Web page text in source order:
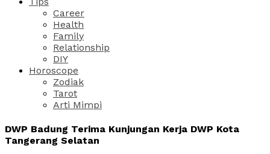
Career
Health
Family
Relationship
DIY
Horoscope
Zodiak
Tarot
Arti Mimpi
DWP Badung Terima Kunjungan Kerja DWP Kota
Tangerang Selatan